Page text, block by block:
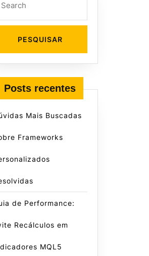
Posts recentes
Mais Buscadas
Frameworks
de Performance:
Recálculos em
MQL5